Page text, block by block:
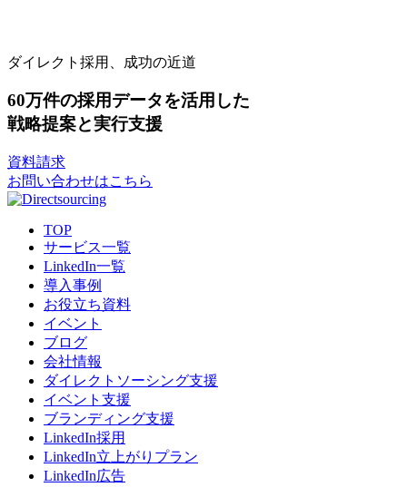
ダイレクト採用、成功の近道
60万件の採用データを活用した
戦略提案と実行支援
資料請求
お問い合わせはこちら
TOP
サービス一覧
LinkedIn一覧
導入事例
お役立ち資料
イベント
ブログ
会社情報
ダイレクトソーシング支援
イベント支援
ブランディング支援
LinkedIn採用
LinkedIn立上がりプラン
LinkedIn広告